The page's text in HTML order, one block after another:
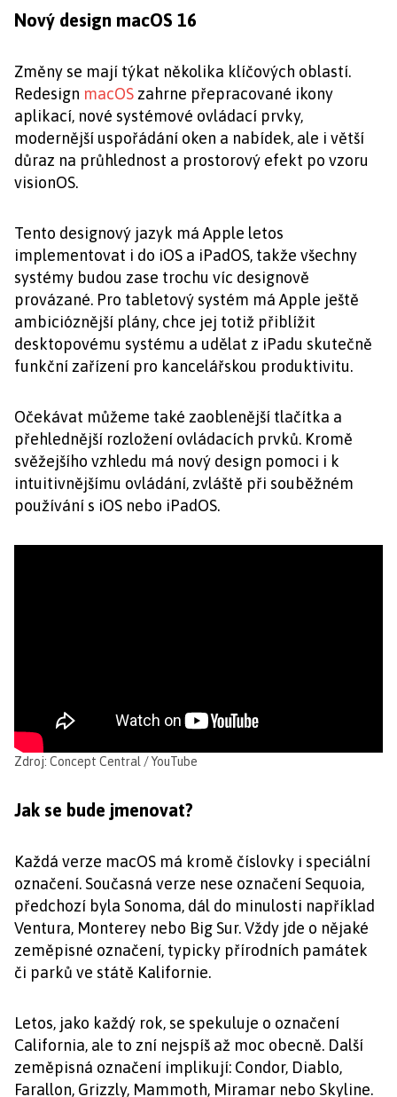
Nový design macOS 16
Změny se mají týkat několika klíčových oblastí.
Redesign macOSzahrne přepracované ikony
aplikací, nové systémové ovládací prvky,
modernější uspořádání oken a nabídek, ale i větší
důraz na průhlednost a prostorový efekt po vzoru
visionOS.
Tento designový jazyk má Apple letos
implementovat i do iOS a iPadOS, takže všechny
systémy budou zase trochu víc designově
provázané. Pro tabletový systém má Apple ještě
ambicióznější plány, chce jej totiž přiblížit
desktopovému systému a udělat z iPadu skutečně
funkční zařízení pro kancelářskou produktivitu.
Očekávat můžeme také zaoblenější tlačítka a
přehlednější rozložení ovládacích prvků. Kromě
svěžejšího vzhledu má nový design pomoci i k
intuitivnějšímu ovládání, zvláště při souběžném
používání s iOS nebo iPadOS.
Zdroj: Concept Central / YouTube
Jak se bude jmenovat?
Každá verze macOS má kromě číslovky i speciální
označení. Současná verze nese označení Sequoia,
předchozí byla Sonoma, dál do minulosti například
Ventura, Monterey nebo Big Sur. Vždy jde o nějaké
zeměpisné označení, typicky přírodních památek
či parků ve státě Kalifornie.
Letos, jako každý rok, se spekuluje o označení
California, ale to zní nejspíš až moc obecně. Další
zeměpisná označení implikují: Condor, Diablo,
Farallon, Grizzly, Mammoth, Miramar nebo Skyline.